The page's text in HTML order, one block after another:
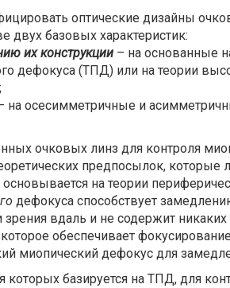
оптические дизайны
двух базовых характеристик:
их конструкции – на основанные
дефокуса (ТПД) или на теории
на осесимметричные и
очковых линз для контроля
предпосылок,
на теории
дефокуса способствует
вдаль и не содержит
обеспечивает
миопический дефокус для
которых базируется на ТПД, для